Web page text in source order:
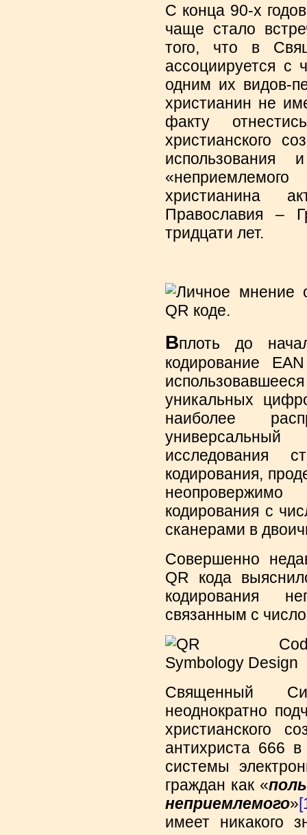
С конца 90-х
чаще стало
того, что в
ассоциируется с
одним их видов-
христианин не
факту
христианского
использования
христианина
Православия –
тридцати лет.
Вплоть до
кодирование
уникальных
наиболее
универсальный
исследования
кодирования,
кодирования с
сканерами в
Совершенно
QR кода
кодирования
связанным с
Священный
неоднократно
христианского
антихриста 666 в
системы
граждан как «
неприемлемого»
имеет никакого